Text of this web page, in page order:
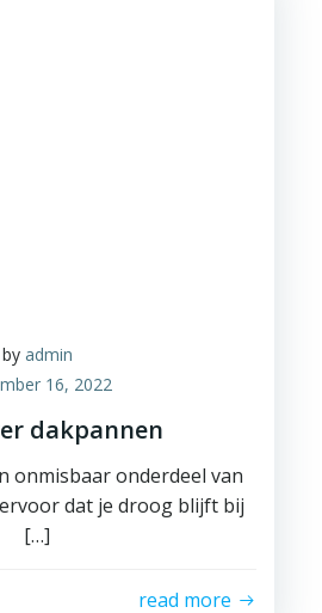
by admin
16, 2022
dakpannen
onmisbaar onderdeel van
dat je droog blijft bij
[…]
read more